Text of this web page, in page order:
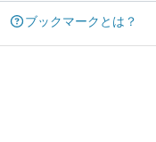
ブックマークとは？